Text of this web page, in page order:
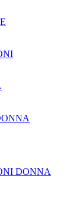
DONNA